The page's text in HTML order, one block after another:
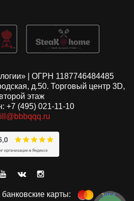
| ОГРН 1187746484485
д.50. Торговый центр 3D,
второй этаж
+7 (495) 021-11-10
карты: